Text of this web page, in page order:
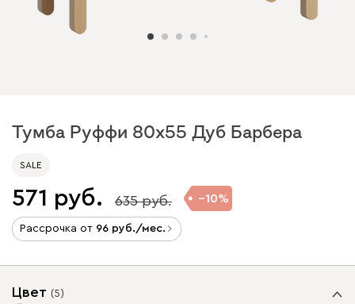
Тумба Руффи 80x55 Дуб Барбера
SALE
571 635 10
Рассрочка от 96 /мес.
Цвет (5)